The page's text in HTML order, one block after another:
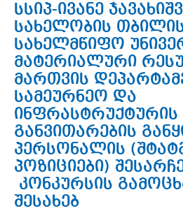
სსიპ-ივანე
სახელობის
სახელმწიფო
მატერიალური
მართვის
სამეურნეო და
ინფრასტრუქტურის
განვითარების
პერსონალის
პოზიციები)
კონკურსის
შესახებ